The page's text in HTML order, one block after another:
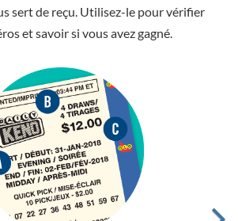
sert de reçu. Utilisez-le pour vérifier
et savoir si vous avez gagné.